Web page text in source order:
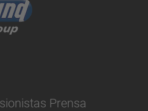
Prensa